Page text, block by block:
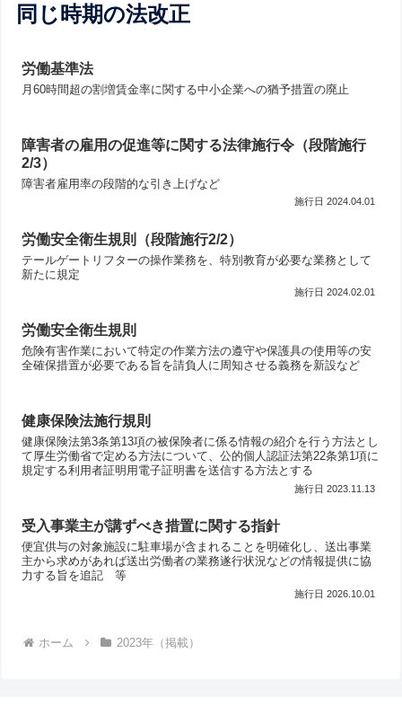
同じ時期の法改正
労働基準法
月60時間超の割増賃金率に関する中小企業への猶予措置の廃止
障害者の雇用の促進等に関する法律施行令（段階施行
2/3）
障害者雇用率の段階的な引き上げなど
2024.04.01
労働安全衛生規則（段階施行2/2）
テールゲートリフターの操作業務を、特別教育が必要な業務として
新たに規定
2024.02.01
労働安全衛生規則
危険有害作業において特定の作業方法の遵守や保護具の使用等の安
全確保措置が必要である旨を請負人に周知させる義務を新設など
健康保険法施行規則
健康保険法第3条第13項の被保険者に係る情報の紹介を行う方法とし
て厚生労働省で定める方法について、公的個人認証法第22条第1項に
規定する利用者証明用電子証明書を送信する方法とする
2023.11.13
受入事業主が講ずべき措置に関する指針
便宜供与の対象施設に駐車場が含まれることを明確化し、送出事業
主から求めがあれば送出労働者の業務遂行状況などの情報提供に協
力する旨を追記 等
2026.10.01
ホーム 2023年（掲載）